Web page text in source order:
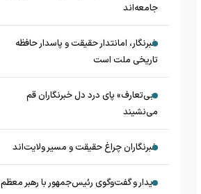
جامعه‌اند
خبرنگار، امانتدار حقیقت و پاسدار حافظه
تاریخی ملت است
«بی‌تعارف» پای درد دل خبرنگاران قم
می‌نشیند
خبرنگاران چراغ حقیقت و مسیر ولایت‌اند
دیدار و گفت‌وگوی رئیس‌جمهور با رهبر معظم